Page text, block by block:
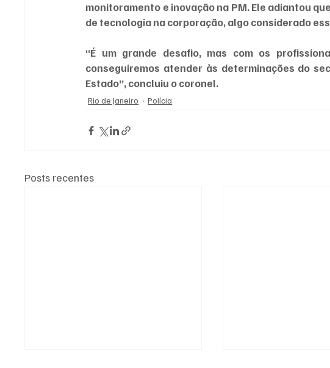
monitoramento e inovação na PM. Ele adiantou
de tecnologia na corporação, algo considerado
“É um grande desafio, mas com os
conseguiremos atender às determinações do
Estado”, concluiu o coronel.
Rio de Janeiro Polícia
Posts recentes